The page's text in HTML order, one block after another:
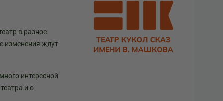
в разное
изменения ждут
интересной
и о